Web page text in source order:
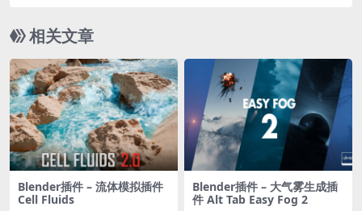
相关文章
Blender插件 – 流体模拟插件
Cell Fluids
Blender插件 – 大气雾生成插
件 Alt Tab Easy Fog 2